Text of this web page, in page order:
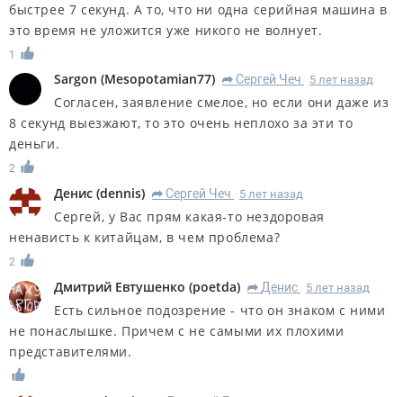
быстрее 7 секунд. А то, что ни одна серийная машина в
это время не уложится уже никого не волнует.
1
Sargon (Mesopotamian77) R Сергей Чеч 5 лет назад
Согласен, заявление смелое, но если они даже из
8 секунд выезжают, то это очень неплохо за эти то
деньги.
2
Денис (dennis) R Сергей Чеч 5 лет назад
Сергей, у Вас прям какая-то нездоровая
ненависть к китайцам, в чем проблема?
2
Дмитрий Евтушенко (poetda) R Денис 5 лет назад
Есть сильное подозрение - что он знаком с ними
не понаслышке. Причем с не самыми их плохими
представителями.